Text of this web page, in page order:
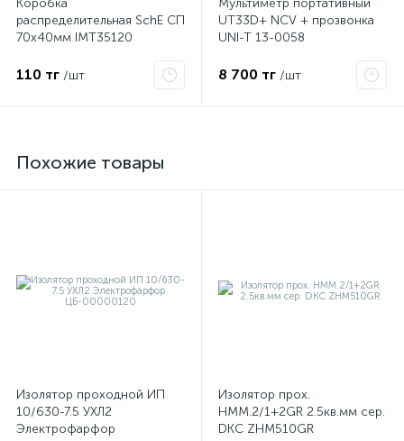
Коробка
распределительная SchE СП
70х40мм IMT35120
110 тг /шт
Мультиметр портативный
UT33D+ NCV + прозвонка
UNI-T 13-0058
8 700 тг /шт
Похожие товары
Изолятор проходной ИП
10/630-7.5 УХЛ2
Электрофарфор
Изолятор прох.
HMM.2/1+2GR 2.5кв.мм сер.
DKC ZHM510GR